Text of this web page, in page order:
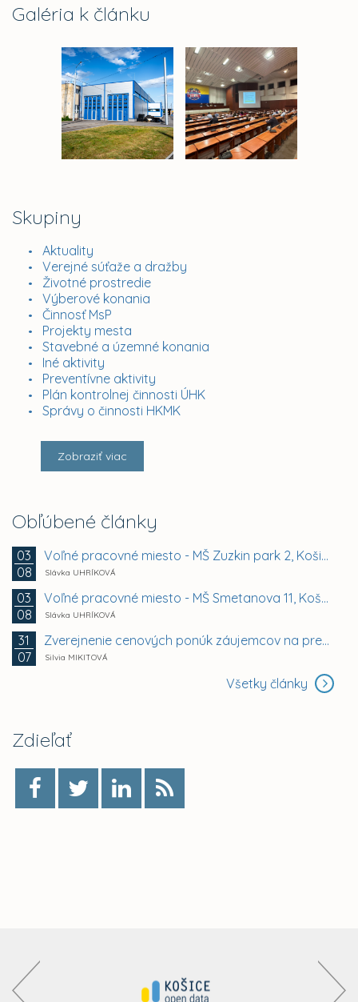
Galéria k článku
Skupiny
Aktuality
Verejné súťaže a dražby
Životné prostredie
Výberové konania
Činnosť MsP
Projekty mesta
Stavebné a územné konania
Iné aktivity
Preventívne aktivity
Plán kontrolnej činnosti ÚHK
Správy o činnosti HKMK
Zobraziť viac
Obľúbené články
03
08
Voľné pracovné miesto - MŠ Zuzkin park 2, Košice -...
Slávka UHRÍKOVÁ
03
08
Voľné pracovné miesto - MŠ Smetanova 11, Košice -...
Slávka UHRÍKOVÁ
31
07
Zverejnenie cenových ponúk záujemcov na prenájom...
Silvia MIKITOVÁ
Všetky články
Zdieľať